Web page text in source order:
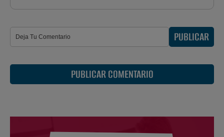
PUBLICAR
PUBLICAR COMENTARIO